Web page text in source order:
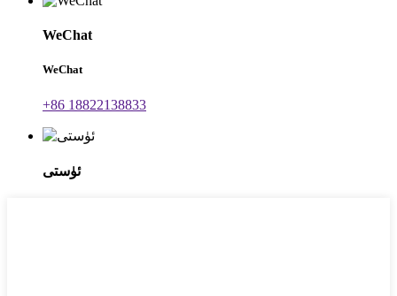
WeChat
WeChat
+86 18822138833
ئۈستى